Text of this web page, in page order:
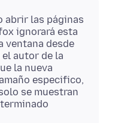
abrir las páginas
ignorará esta
ventana desde
autor de la
la nueva
especifico,
se muestran